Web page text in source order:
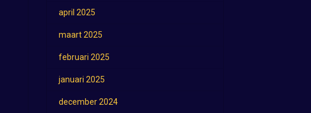
april 2025
maart 2025
februari 2025
januari 2025
december 2024